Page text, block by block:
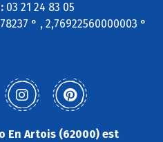
03 21 24 83 05
° , 2,76922560000003 °
En Artois (62000) est